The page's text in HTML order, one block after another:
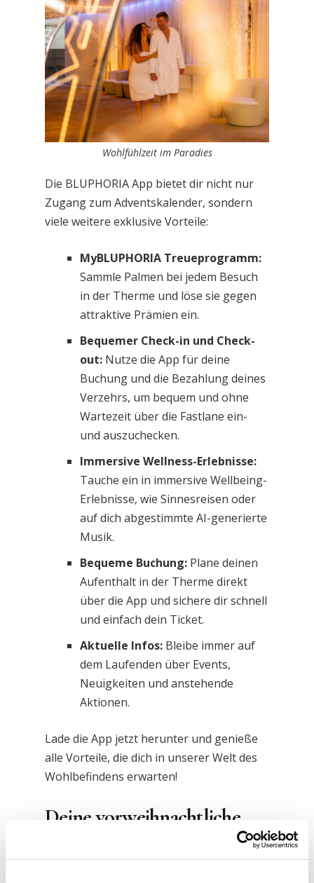
Wohlfühlzeit im Paradies
Die BLUPHORIA App bietet dir nicht nur
Zugang zum Adventskalender, sondern
viele weitere exklusive Vorteile:
MyBLUPHORIA Treueprogramm:
Sammle Palmen bei jedem Besuch
in der Therme und löse sie gegen
attraktive Prämien ein.
Bequemer Check-in und Check-
out: Nutze die App für deine
Buchung und die Bezahlung deines
Verzehrs, um bequem und ohne
Wartezeit über die Fastlane ein-
und auszuchecken.
Immersive Wellness-Erlebnisse:
Tauche ein in immersive Wellbeing-
Erlebnisse, wie Sinnesreisen oder
auf dich abgestimmte AI-generierte
Musik.
Bequeme Buchung: Plane deinen
Aufenthalt in der Therme direkt
über die App und sichere dir schnell
und einfach dein Ticket.
Aktuelle Infos: Bleibe immer auf
dem Laufenden über Events,
Neuigkeiten und anstehende
Aktionen.
Lade die App jetzt herunter und genieße
alle Vorteile, die dich in unserer Welt des
Wohlbefindens erwarten!
Deine vorweihnachtliche